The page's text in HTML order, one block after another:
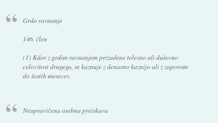
Grdo ravnanje
146. člen
(1) Kdor z grdim ravnanjem prizadene telesno ali duševno
celovitost drugega, se kaznuje z denarno kaznijo ali z zaporom
do šestih mesecev.
Neupravičena osebna preiskava